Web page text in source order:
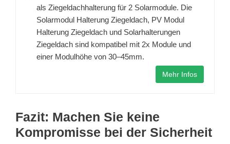
als Ziegeldachhalterung für 2 Solarmodule. Die
Solarmodul Halterung Ziegeldach, PV Modul
Halterung Ziegeldach und Solarhalterungen
Ziegeldach sind kompatibel mit 2x Module und
einer Modulhöhe von 30–45mm.
Mehr Infos
Fazit: Machen Sie keine
Kompromisse bei der Sicherheit